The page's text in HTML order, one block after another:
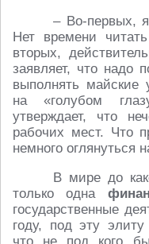
– Во-первых,
Нет времени
вторых,
заявляет, что надо
выполнять майские
на «голубом
утверждает, что
рабочих мест. Что
немного оглянуться
В мире до
только одна
государственные
году, под эту